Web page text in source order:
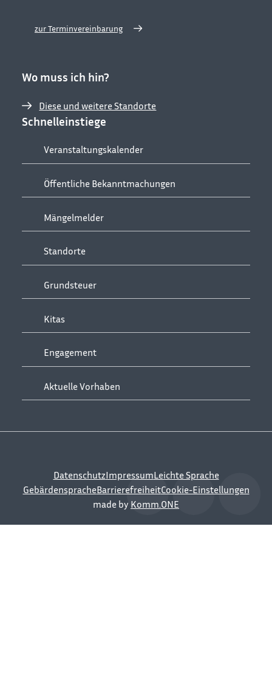
zur Terminvereinbarung
Wo muss ich hin?
Diese und weitere Standorte
Schnelleinstiege
Veranstaltungskalender
Öffentliche Bekanntmachungen
Mängelmelder
Standorte
Grundsteuer
Kitas
Engagement
Aktuelle Vorhaben
DatenschutzImpressumLeichte Sprache
GebärdenspracheBarrierefreiheitCookie-Einstellungen
made by Komm.ONE